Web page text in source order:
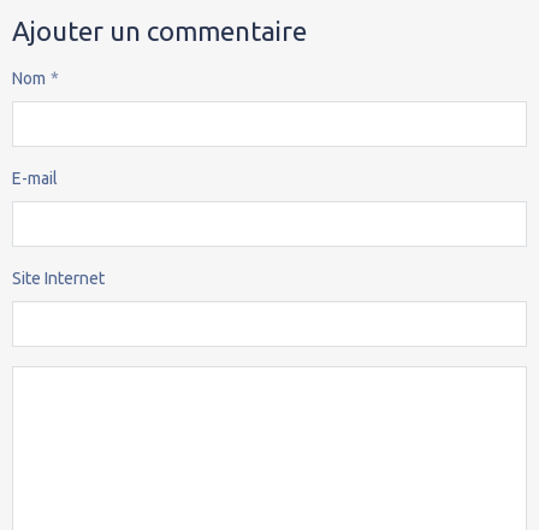
Ajouter un commentaire
Nom
E-mail
Site Internet